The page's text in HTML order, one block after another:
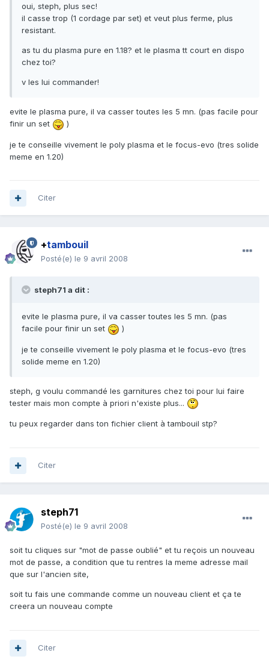
oui, steph, plus sec!
il casse trop (1 cordage par set) et veut plus ferme, plus
resistant.
as tu du plasma pure en 1.18? et le plasma tt court en dispo
chez toi?
v les lui commander!
evite le plasma pure, il va casser toutes les 5 mn. (pas facile pour
finir un set
)
je te conseille vivement le poly plasma et le focus-evo (tres solide
meme en 1.20)
Citer
+tambouil
Posté(e) le 9 avril 2008
steph71 a dit :
evite le plasma pure, il va casser toutes les 5 mn. (pas
facile pour finir un set
)
je te conseille vivement le poly plasma et le focus-evo (tres
solide meme en 1.20)
steph, g voulu commandé les garnitures chez toi pour lui faire
tester mais mon compte à priori n'existe plus...
tu peux regarder dans ton fichier client à tambouil stp?
Citer
steph71
Posté(e) le 9 avril 2008
soit tu cliques sur "mot de passe oublié" et tu reçois un nouveau
mot de passe, a condition que tu rentres la meme adresse mail
que sur l'ancien site,
soit tu fais une commande comme un nouveau client et ça te
creera un nouveau compte
Citer